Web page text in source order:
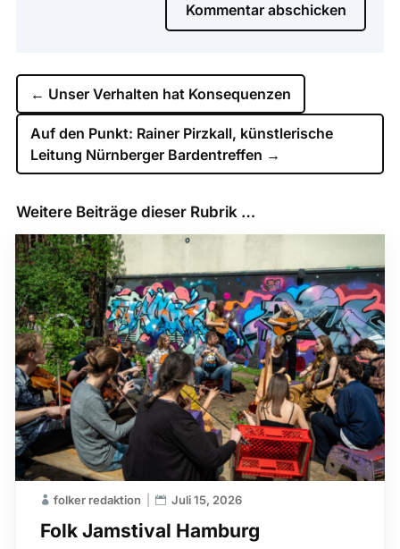
Kommentar abschicken
← Unser Verhalten hat Konsequenzen
Auf den Punkt: Rainer Pirzkall, künstlerische
Leitung Nürnberger Bardentreffen →
Weitere Beiträge dieser Rubrik …
Folk Jamstival Hamburg
folker redaktion Juli 15, 2026